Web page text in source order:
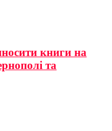
книги на
та